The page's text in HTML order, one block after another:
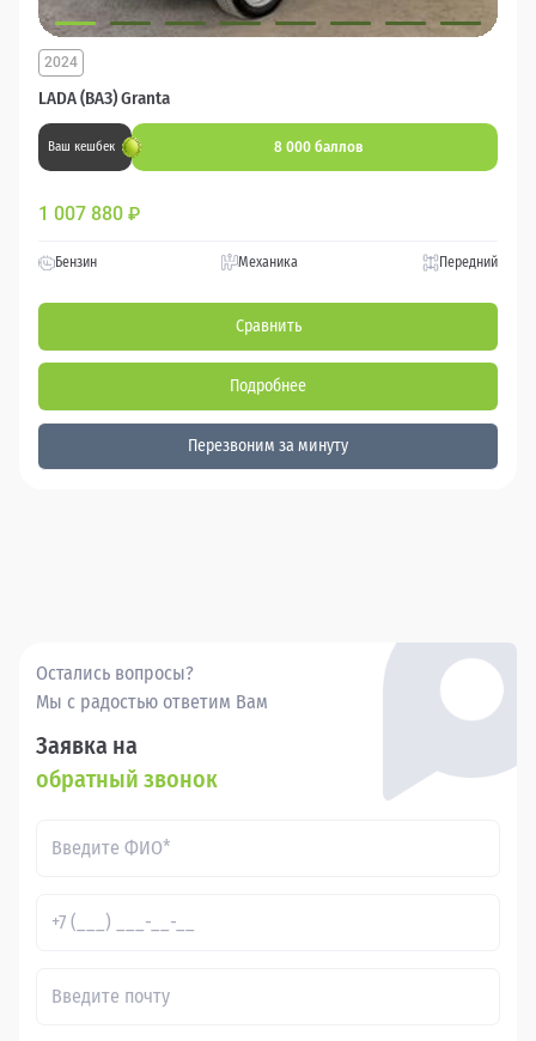
LADA (ВАЗ) Granta
2024
Ваш кешбек 8 000 баллов
1 007 880 ₽
Бензин Механика Передний
Сравнить
Подробнее
Перезвоним за минуту
Остались вопросы?
Мы с радостью ответим Вам
Заявка на
обратный звонок